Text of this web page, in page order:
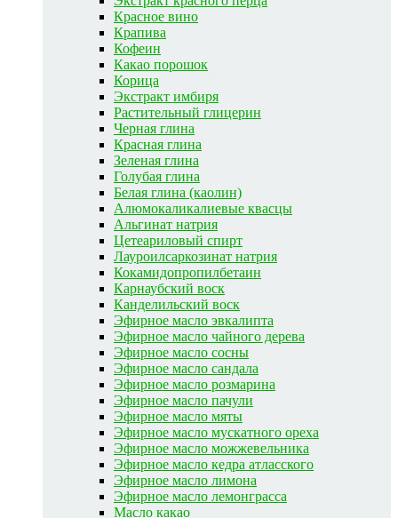
Красное вино
Крапива
Кофеин
Какао порошок
Корица
Экстракт имбиря
Растительный глицерин
Черная глина
Красная глина
Зеленая глина
Голубая глина
Белая глина (каолин)
Алюмокаликалиевые квасцы
Альгинат натрия
Цетеариловый спирт
Лауроилсаркозинат натрия
Кокамидопропилбетаин
Карнаубский воск
Канделильский воск
Эфирное масло эвкалипта
Эфирное масло чайного дерева
Эфирное масло сосны
Эфирное масло сандала
Эфирное масло розмарина
Эфирное масло пачули
Эфирное масло мяты
Эфирное масло мускатного ореха
Эфирное масло можжевельника
Эфирное масло кедра атласского
Эфирное масло лимона
Эфирное масло лемонграсса
Масло какао